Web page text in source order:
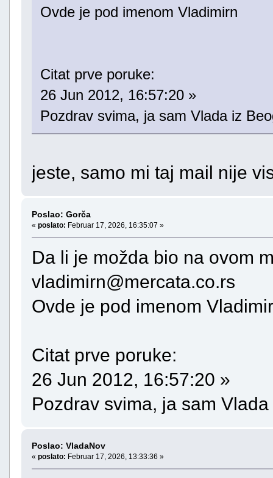
Ovde je pod imenom Vladimirn
Citat prve poruke:
26 Jun 2012, 16:57:20 »
Pozdrav svima, ja sam Vlada iz
jeste, samo mi taj mail nije
Poslao: Gorča
« poslato: Februar 17, 2026, 16:35:07 »
Da li je možda bio na ovom
vladimirn@mercata.co.rs
Ovde je pod imenom
Citat prve poruke:
26 Jun 2012, 16:57:20 »
Pozdrav svima, ja sam
Poslao: VladaNov
« poslato: Februar 17, 2026, 13:33:36 »